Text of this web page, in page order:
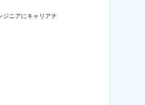
ニアにキャリアチ